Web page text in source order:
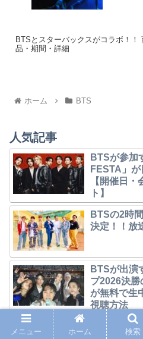
BTSとスターバックスがコラボ！！
品・期間・詳細
ホーム BTS
人気記事
BTSが参加
FESTA」が
【開催日
ト】
BTSの2時
決定！！放
BTSが出演
プ2026決勝
が無料で生
視聴方法
【地上波】
メニュー ホーム 検索